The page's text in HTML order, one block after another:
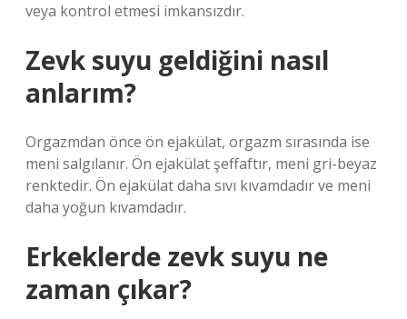
veya kontrol etmesi imkansızdır.
Zevk suyu geldiğini nasıl
anlarım?
Orgazmdan önce ön ejakülat, orgazm sırasında ise
meni salgılanır. Ön ejakülat şeffaftır, meni gri-beyaz
renktedir. Ön ejakülat daha sıvı kıvamdadır ve meni
daha yoğun kıvamdadır.
Erkeklerde zevk suyu ne
zaman çıkar?